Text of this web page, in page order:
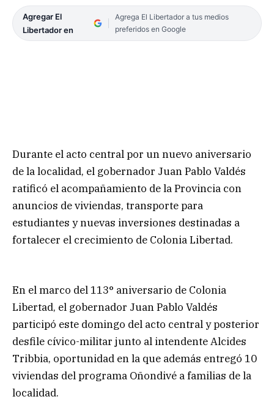
Agregar El
Libertador en
Agrega El Libertador a tus medios
preferidos en Google
Durante el acto central por un nuevo aniversario
de la localidad, el gobernador Juan Pablo Valdés
ratificó el acompañamiento de la Provincia con
anuncios de viviendas, transporte para
estudiantes y nuevas inversiones destinadas a
fortalecer el crecimiento de Colonia Libertad.
En el marco del 113° aniversario de Colonia
Libertad, el gobernador Juan Pablo Valdés
participó este domingo del acto central y posterior
desfile cívico-militar junto al intendente Alcides
Tribbia, oportunidad en la que además entregó 10
viviendas del programa Oñondivé a familias de la
localidad.